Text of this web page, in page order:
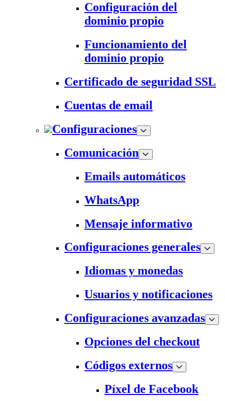
Configuración del
dominio propio
Funcionamiento del
dominio propio
Certificado de seguridad SSL
Cuentas de email
Configuraciones
Comunicación
Emails automáticos
WhatsApp
Mensaje informativo
Configuraciones generales
Idiomas y monedas
Usuarios y notificaciones
Configuraciones avanzadas
Opciones del checkout
Códigos externos
Píxel de Facebook